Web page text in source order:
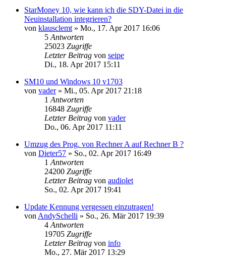
StarMoney 10, wie kann ich die SDY-Datei in die
Neuinstallation integrieren?
von klausclemt » Mo., 17. Apr 2017 16:06
5 Antworten
25023 Zugriffe
Letzter Beitrag von seipe
Di., 18. Apr 2017 15:11
SM10 und Windows 10 v1703
von vader» Mi., 05. Apr 2017 21:18
1 Antworten
16848 Zugriffe
Letzter Beitrag von vader
Do., 06. Apr 2017 11:11
Umzug des Prog. von Rechner A auf Rechner B ?
von Dieter57 » So., 02. Apr 2017 16:49
1 Antworten
24200 Zugriffe
Letzter Beitrag von audiolet
So., 02. Apr 2017 19:41
Update Kennung vergessen einzutragen!
von AndySchelli » So., 26. Mär 2017 19:39
4 Antworten
19705 Zugriffe
Letzter Beitrag von info
Mo., 27. Mär 2017 13:29